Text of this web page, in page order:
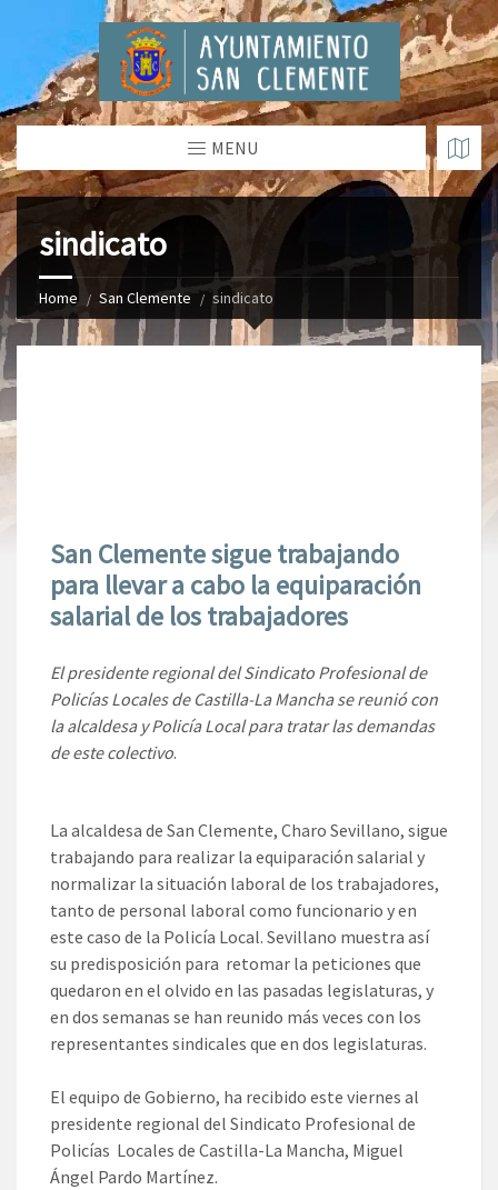
MENU
sindicato
Home San Clemente sindicato
San Clemente sigue trabajando
para llevar a cabo la equiparación
salarial de los trabajadores
El presidente regional del Sindicato Profesional de
Policías Locales de Castilla-La Mancha se reunió con
la alcaldesa y Policía Local para tratar las demandas
de este colectivo.
La alcaldesa de San Clemente, Charo Sevillano, sigue
trabajando para realizar la equiparación salarial y
normalizar la situación laboral de los trabajadores,
tanto de personal laboral como funcionario y en
este caso de la Policía Local. Sevillano muestra así
su predisposición para retomar la peticiones que
quedaron en el olvido en las pasadas legislaturas, y
en dos semanas se han reunido más veces con los
representantes sindicales que en dos legislaturas.
El equipo de Gobierno, ha recibido este viernes al
presidente regional del Sindicato Profesional de
Policías Locales de Castilla-La Mancha, Miguel
Ángel Pardo Martínez.